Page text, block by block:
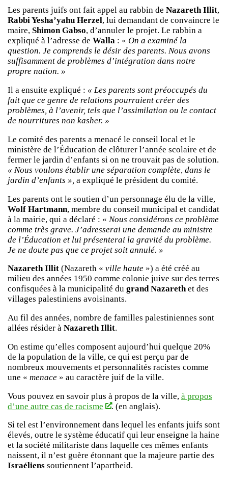
Les parents juifs ont fait appel au rabbin de Nazareth Illit,
Rabbi Yesha’yahu Herzel, lui demandant de convaincre le
maire, Shimon Gabso, d’annuler le projet. Le rabbin a
expliqué à l’adresse de Walla : « On a examiné la
question. Je comprends le désir des parents. Nous avons
suffisamment de problèmes d’intégration dans notre
propre nation. »
Il a ensuite expliqué : « Les parents sont préoccupés du
fait que ce genre de relations pourraient créer des
problèmes, à l’avenir, tels que l’assimilation ou le contact
de nourritures non kasher. »
Le comité des parents a menacé le conseil local et le
ministère de l’Éducation de clôturer l’année scolaire et de
fermer le jardin d’enfants si on ne trouvait pas de solution.
« Nous voulons établir une séparation complète, dans le
jardin d’enfants », a expliqué le président du comité.
Les parents ont le soutien d’un personnage élu de la ville,
Wolf Hartmann, membre du conseil municipal et candidat
à la mairie, qui a déclaré : « Nous considérons ce problème
comme très grave. J’adresserai une demande au ministre
de l’Éducation et lui présenterai la gravité du problème.
Je ne doute pas que ce projet soit annulé. »
Nazareth Illit (Nazareth « ville haute ») a été créé au
milieu des années 1950 comme colonie juive sur des terres
confisquées à la municipalité du grand Nazarethet des
villages palestiniens avoisinants.
Au fil des années, nombre de familles palestiniennes sont
allées résider à Nazareth Illit.
On estime qu’elles composent aujourd’hui quelque 20%
de la population de la ville, ce qui est perçu par de
nombreux mouvements et personnalités racistes comme
une « menace » au caractère juif de la ville.
Vous pouvez en savoir plus à propos de la ville, à propos
d’une autre cas de racisme
. (en anglais).
Si tel est l’environnement dans lequel les enfants juifs sont
élevés, outre le système éducatif qui leur enseigne la haine
et la société militariste dans laquelle ces mêmes enfants
naissent, il n’est guère étonnant que la majeure partie des
Israéliens soutiennent l’apartheid.